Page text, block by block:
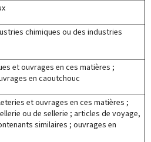
chimiques ou des industries
et ouvrages en ces matières ;
en caoutchouc
et ouvrages en ces matières ;
ou de sellerie ; articles de voyage,
similaires ; ouvrages en